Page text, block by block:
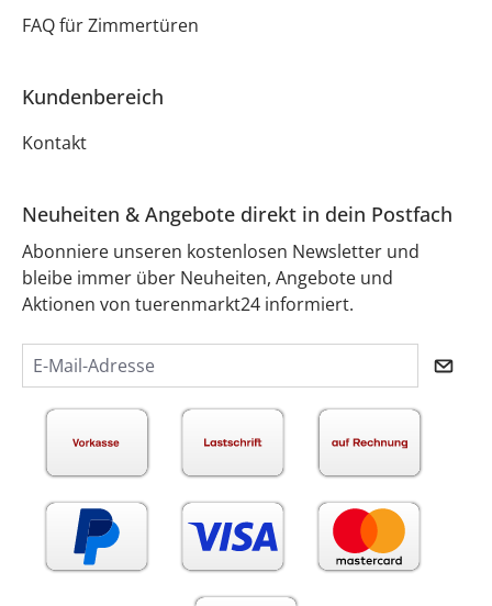
FAQ für Zimmertüren
Kundenbereich
Kontakt
Neuheiten & Angebote direkt in dein Postfach
Abonniere unseren kostenlosen Newsletter und
bleibe immer über Neuheiten, Angebote und
Aktionen von tuerenmarkt24 informiert.